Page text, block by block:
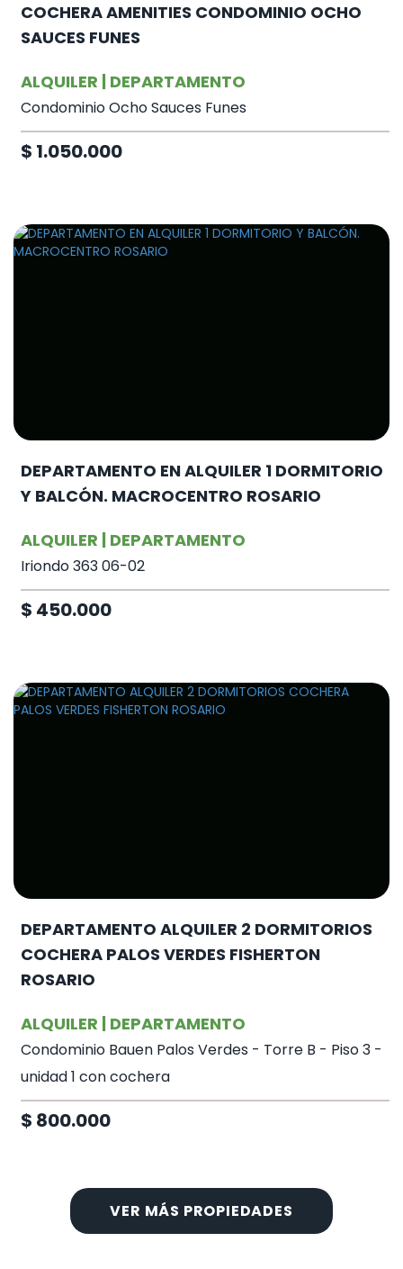
COCHERA AMENITIES CONDOMINIO OCHO
SAUCES FUNES
ALQUILER | DEPARTAMENTO
Condominio Ocho Sauces Funes
$ 1.050.000
DEPARTAMENTO EN ALQUILER 1 DORMITORIO
Y BALCÓN. MACROCENTRO ROSARIO
ALQUILER | DEPARTAMENTO
Iriondo 363 06-02
$ 450.000
DEPARTAMENTO ALQUILER 2 DORMITORIOS
COCHERA PALOS VERDES FISHERTON
ROSARIO
ALQUILER | DEPARTAMENTO
Condominio Bauen Palos Verdes - Torre B - Piso 3 -
unidad 1 con cochera
$ 800.000
VER MÁS PROPIEDADES